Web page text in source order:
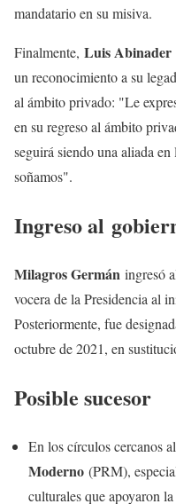
mandatario en su misiva.
Finalmente, Luis Abinader
un reconocimiento a su
al ámbito privado: "Le
en su regreso al ámbito
seguirá siendo una aliada
soñamos".
Ingreso al
Milagros Germán ingresó
vocera de la Presidencia al
Posteriormente, fue
octubre de 2021, en
Posible sucesor
En los círculos cercanos al
Moderno (PRM),
culturales que apoyaron